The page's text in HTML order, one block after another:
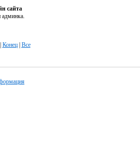
сайта
Конец Все